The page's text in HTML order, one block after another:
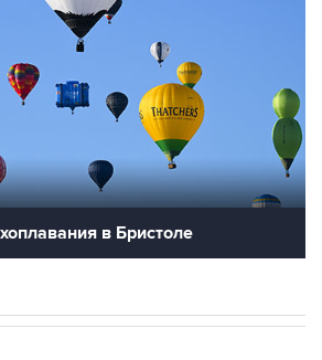
в Бристоле